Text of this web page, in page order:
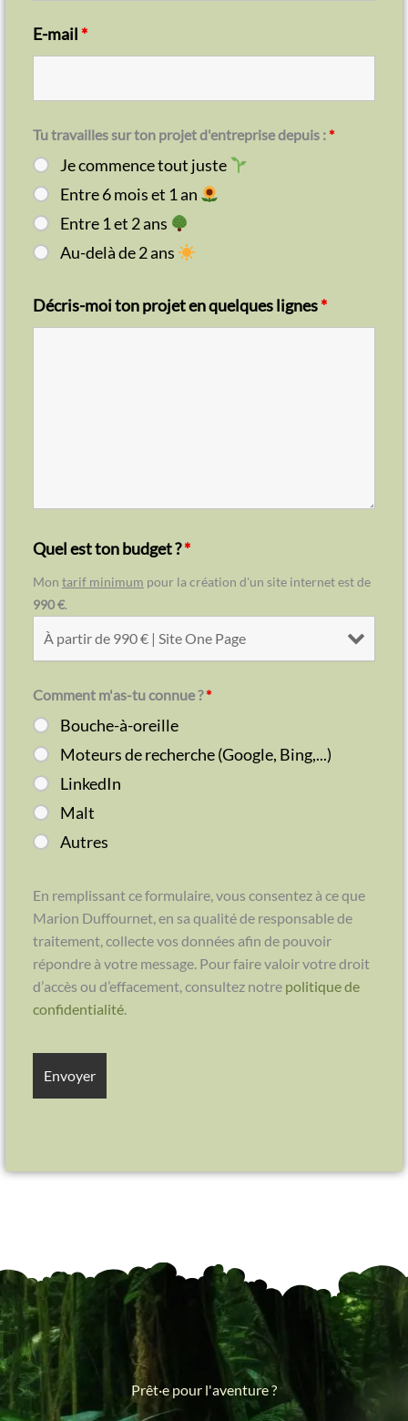
E-mail *
Tu travailles sur ton projet d'entreprise depuis :*
Je commence tout juste
Entre 6 mois et 1 an
Entre 1 et 2 ans
Au-delà de 2 ans
Décris-moi ton projet en quelques lignes*
Quel est ton budget ?*
Mon tarif minimum pour la création d'un site internet est de
990 €.
Comment m'as-tu connue ?*
Bouche-à-oreille
Moteurs de recherche (Google, Bing,...)
LinkedIn
Malt
Autres
En remplissant ce formulaire, vous consentez à ce que
Marion Duffournet, en sa qualité de responsable de
traitement, collecte vos données afin de pouvoir
répondre à votre message. Pour faire valoir votre droit
d’accès ou d’effacement, consultez notre politique de
confidentialité.
Prêt·e pour l'aventure ?